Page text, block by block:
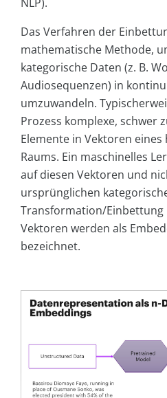
Das Verfahren der
mathematische Methode,
kategorische Daten (z. B.
Audiosequenzen) in
umzuwandeln.
Prozess komplexe, schwer
Elemente in Vektoren
Raums. Ein maschinelles
auf diesen Vektoren und
ursprünglichen
Transformation/
Vektoren werden als
bezeichnet.